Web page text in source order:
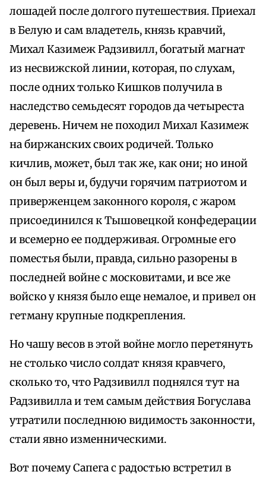
лошадей после долгого путешествия. Приехал
в Белую и сам владетель, князь кравчий,
Михал Казимеж Радзивилл, богатый магнат
из несвижской линии, которая, по слухам,
после одних только Кишков получила в
наследство семьдесят городов да четыреста
деревень. Ничем не походил Михал Казимеж
на биржанских своих родичей. Только
кичлив, может, был так же, как они; но иной
он был веры и, будучи горячим патриотом и
приверженцем законного короля, с жаром
присоединился к Тышовецкой конфедерации
и всемерно ее поддерживая. Огромные его
поместья были, правда, сильно разорены в
последней войне с московитами, и все же
войско у князя было еще немалое, и привел он
гетману крупные подкрепления.
Но чашу весов в этой войне могло перетянуть
не столько число солдат князя кравчего,
сколько то, что Радзивилл поднялся тут на
Радзивилла и тем самым действия Богуслава
утратили последнюю видимость законности,
стали явно изменническими.
Вот почему Сапега с радостью встретил в